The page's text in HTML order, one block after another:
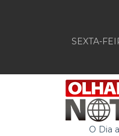
SEXTA-
O Dia